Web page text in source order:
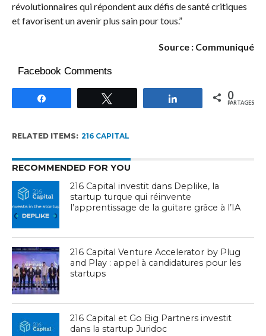
révolutionnaires qui répondent aux défis de santé critiques
et favorisent un avenir plus sain pour tous.”
Source : Communiqué
Facebook Comments
Partagez 0
PARTAGES
RELATED ITEMS: 216 CAPITAL
RECOMMENDED FOR YOU
216 Capital investit dans Deplike, la
startup turque qui réinvente
l’apprentissage de la guitare grâce à l’IA
216 Capital Venture Accelerator by Plug
and Play : appel à candidatures pour les
startups
216 Capital et Go Big Partners investit
dans la startup Juridoc